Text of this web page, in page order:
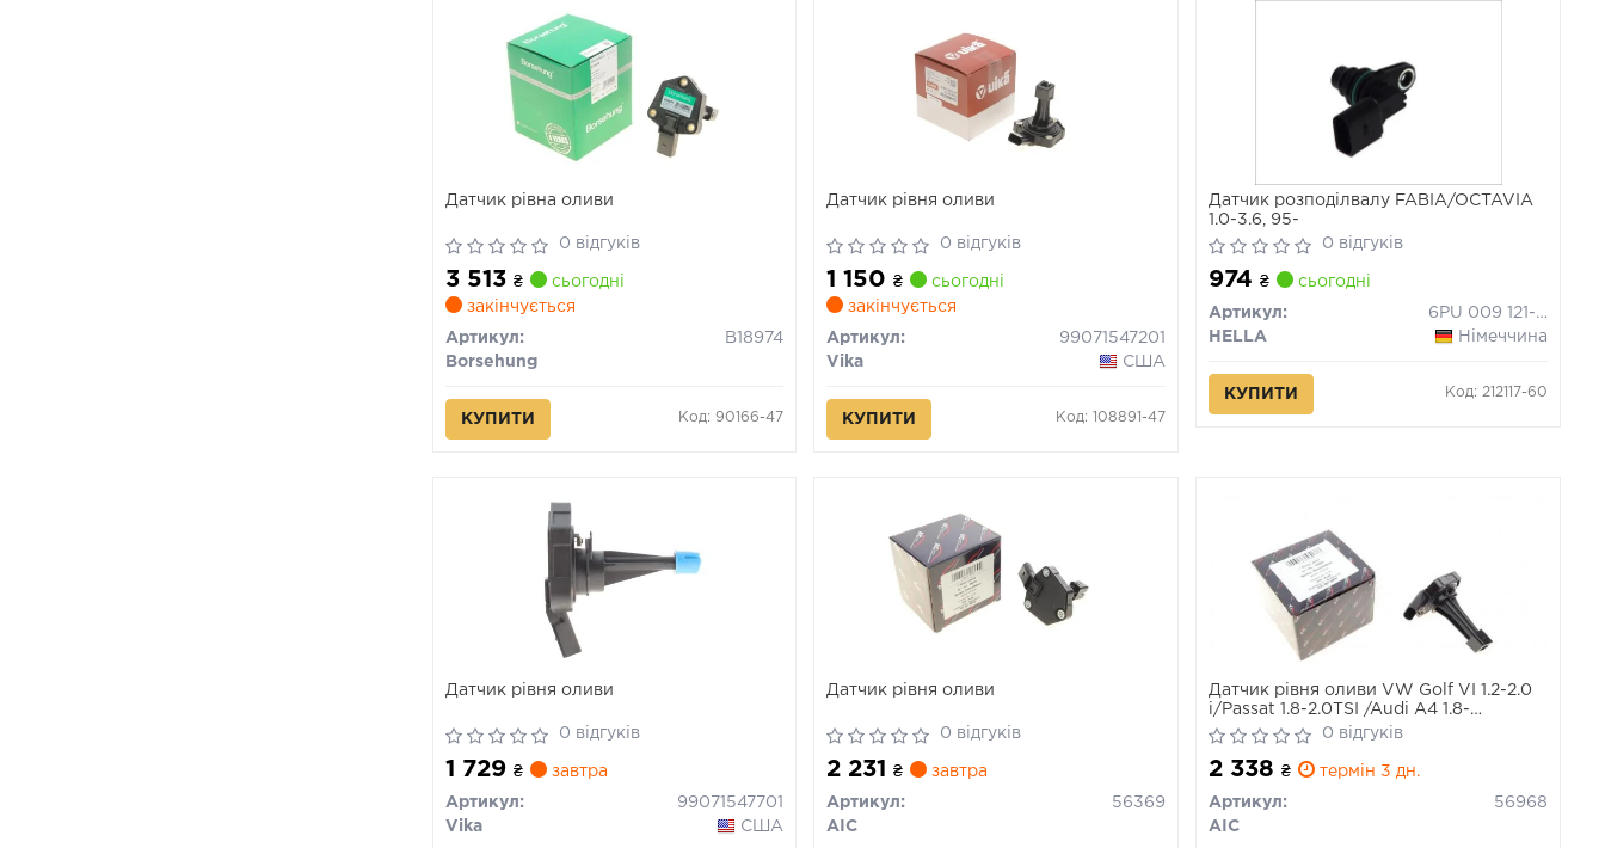
Датчик рівна оливи
0 відгуків
3 513 ₴
сьогодні
закінчується
Артикул:
B18974
Borsehung
КУПИТИ Код: 90166-47
Датчик рівня оливи
0 відгуків
1 150₴
сьогодні
закінчується
Артикул:
99071547201
Vika
США
КУПИТИ Код: 108891-47
Датчик розподілвалу FABIA/OCTAVIA
1.0-3.6, 95-
0 відгуків
974₴ сьогодні
Артикул:
6PU 009 121-451
HELLA
Німеччина
КУПИТИ Код: 212117-60
Датчик рівня оливи
0 відгуків
1 729 ₴ завтра
Артикул:
99071547701
Vika
США
Датчик рівня оливи
0 відгуків
2 231₴ завтра
Артикул:
56369
AIC
Датчик рівня оливи VW Golf VI 1.2-2.0
i/Passat 1.8-2.0TSI /Audi A4 1.8-
2.0TFSI/2
0 відгуків
2 338₴ термін 3 дн.
Артикул:
56968
AIC